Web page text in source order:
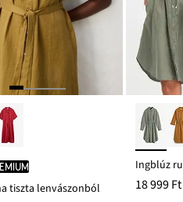
tiszta lenvászonból 18 999 Ft